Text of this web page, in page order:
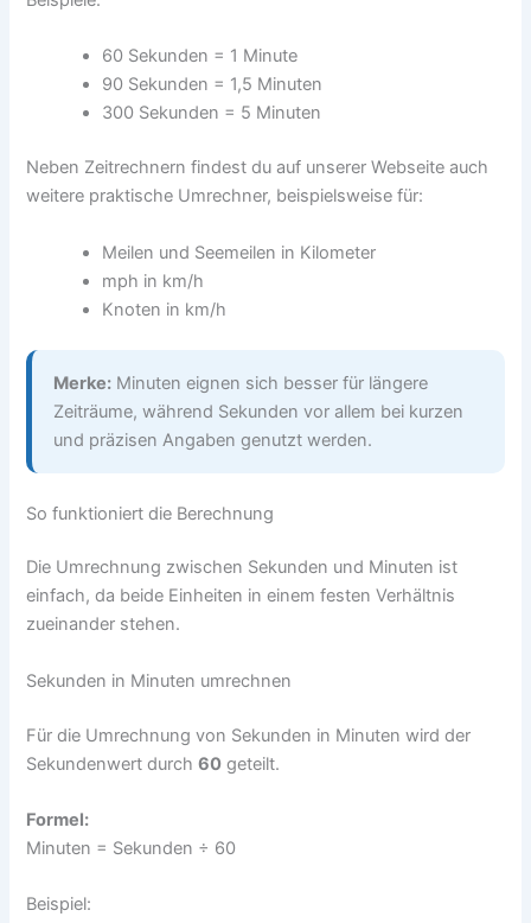
60 Sekunden = 1 Minute
90 Sekunden = 1,5 Minuten
300 Sekunden = 5 Minuten
Neben Zeitrechnern findest du auf unserer Webseite auch
weitere praktische Umrechner, beispielsweise für:
Meilen und Seemeilen in Kilometer
mph in km/h
Knoten in km/h
Merke: Minuten eignen sich besser für längere
Zeiträume, während Sekunden vor allem bei kurzen
und präzisen Angaben genutzt werden.
So funktioniert die Berechnung
Die Umrechnung zwischen Sekunden und Minuten ist
einfach, da beide Einheiten in einem festen Verhältnis
zueinander stehen.
Sekunden in Minuten umrechnen
Für die Umrechnung von Sekunden in Minuten wird der
Sekundenwert durch60 geteilt.
Formel:
Minuten = Sekunden ÷ 60
Beispiel: